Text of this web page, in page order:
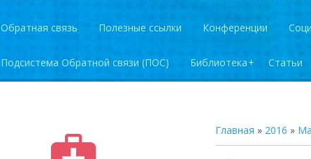
Обратная связь Полезные ссылки Конференции
Подсистема Обратной связи (ПОС) Библиотека Статьи
Главная » 2016 »